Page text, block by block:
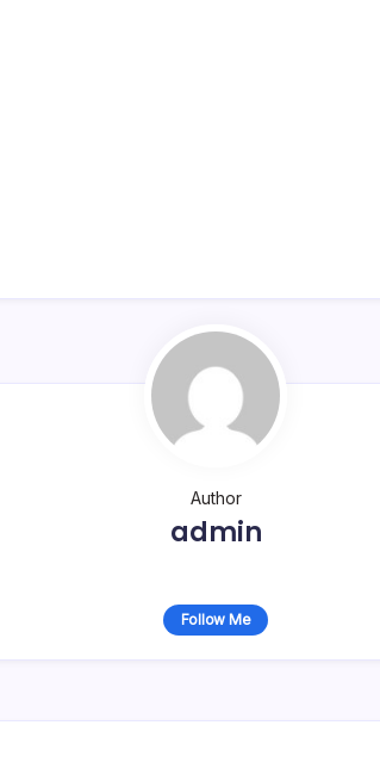
Author
admin
Follow Me